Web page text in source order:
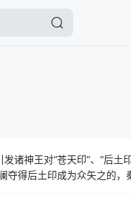
神王对“苍天印”、“后土
夺得后土印成为众矢之的，
，三印合一，新的天尊诞